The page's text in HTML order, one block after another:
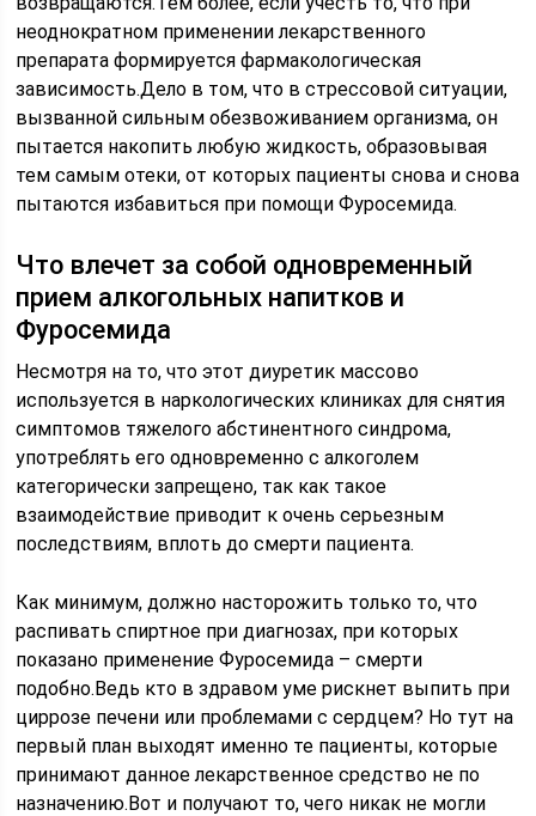
неоднократном применении лекарственного
препарата формируется фармакологическая
зависимость.Дело в том, что в стрессовой ситуации,
вызванной сильным обезвоживанием организма, он
пытается накопить любую жидкость, образовывая
тем самым отеки, от которых пациенты снова и снова
пытаются избавиться при помощи Фуросемида.
Что влечет за собой одновременный
прием алкогольных напитков и
Фуросемида
Несмотря на то, что этот диуретик массово
используется в наркологических клиниках для снятия
симптомов тяжелого абстинентного синдрома,
употреблять его одновременно с алкоголем
категорически запрещено, так как такое
взаимодействие приводит к очень серьезным
последствиям, вплоть до смерти пациента.
Как минимум, должно насторожить только то, что
распивать спиртное при диагнозах, при которых
показано применение Фуросемида – смерти
подобно.Ведь кто в здравом уме рискнет выпить при
циррозе печени или проблемами с сердцем? Но тут на
первый план выходят именно те пациенты, которые
принимают данное лекарственное средство не по
назначению.Вот и получают то, чего никак не могли